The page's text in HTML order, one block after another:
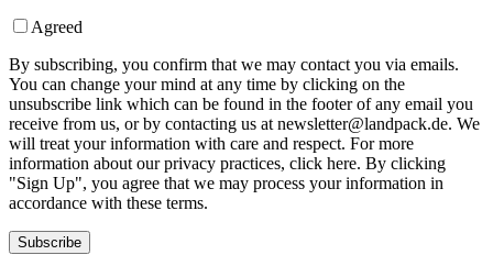
Agreed
By subscribing, you confirm that we may contact you via emails.
You can change your mind at any time by clicking on the
unsubscribe link which can be found in the footer of any email you
receive from us, or by contacting us at newsletter@landpack.de. We
will treat your information with care and respect. For more
information about our privacy practices, click here. By clicking
"Sign Up", you agree that we may process your information in
accordance with these terms.